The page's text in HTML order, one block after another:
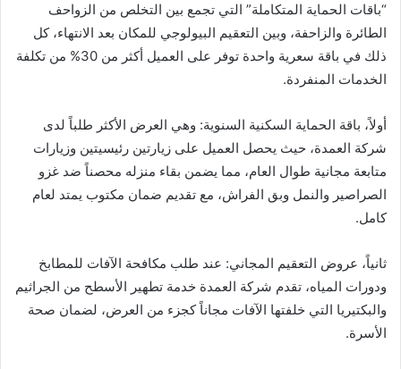
“باقات الحماية المتكاملة” التي تجمع بين التخلص من الزواحف
الطائرة والزاحفة، وبين التعقيم البيولوجي للمكان بعد الانتهاء، كل
ذلك في باقة سعرية واحدة توفر على العميل أكثر من 30% من تكلفة
الخدمات المنفردة.
أولاً، باقة الحماية السكنية السنوية: وهي العرض الأكثر طلباً لدى
شركة العمدة، حيث يحصل العميل على زيارتين رئيسيتين وزيارات
متابعة مجانية طوال العام، مما يضمن بقاء منزله محصناً ضد غزو
الصراصير والنمل وبق الفراش، مع تقديم ضمان مكتوب يمتد لعام
كامل.
ثانياً، عروض التعقيم المجاني: عند طلب مكافحة الآفات للمطابخ
ودورات المياه، تقدم شركة العمدة خدمة تطهير الأسطح من الجراثيم
والبكتيريا التي خلفتها الآفات مجاناً كجزء من العرض، لضمان صحة
الأسرة.